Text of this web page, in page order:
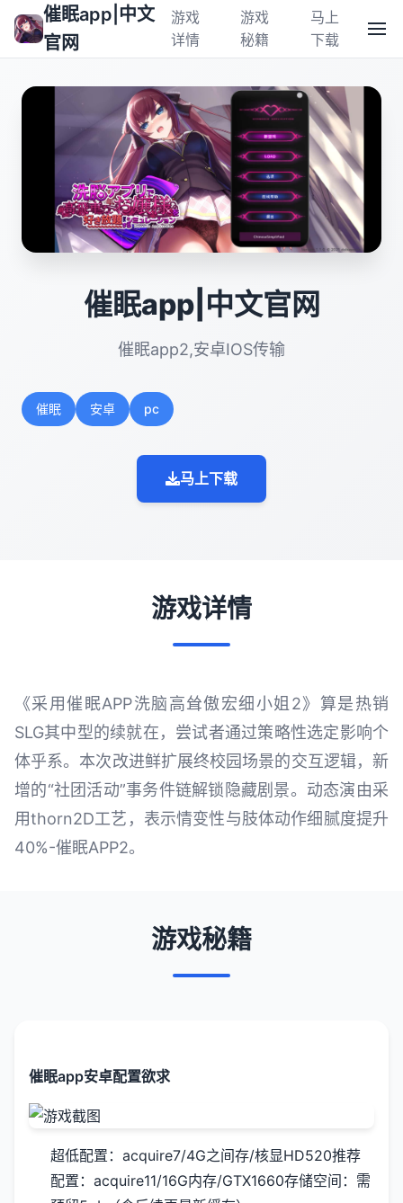
催眠app|中文
官网
游戏
详情
游戏
秘籍
马上
下载
催眠app|中文官网
催眠app2,安卓IOS传输
催眠 安卓 pc
马上下载
游戏详情
《采用催眠APP洗脑高耸傲宏细小姐2》算是热销
SLG其中型的续就在，尝试者通过策略性选定影响个
体乎系。本次改进鲜扩展终校园场景的交互逻辑，新
增的“社团活动”事务件链解锁隐藏剧景。动态演由采
用thorn2D工艺，表示情变性与肢体动作细腻度提升
40%-催眠APP2。
游戏秘籍
催眠app安卓配置欲求
​超低配置​ ​：acquire7/4G之间存/核显HD520​推荐
配置​ ​：acquire11/16G内存/GTX1660​存储空间​ ​：需